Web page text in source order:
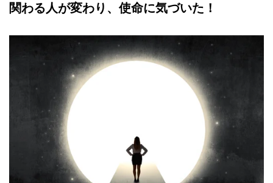
関わる人が変わり、使命に気づいた！